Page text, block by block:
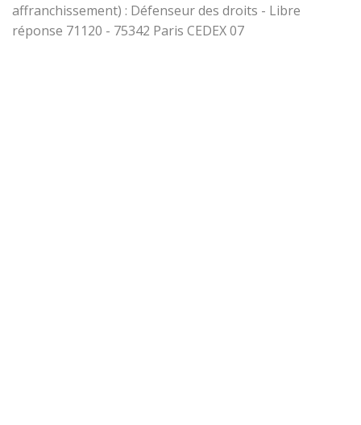
affranchissement) : Défenseur des droits - Libre
réponse 71120 - 75342 Paris CEDEX 07